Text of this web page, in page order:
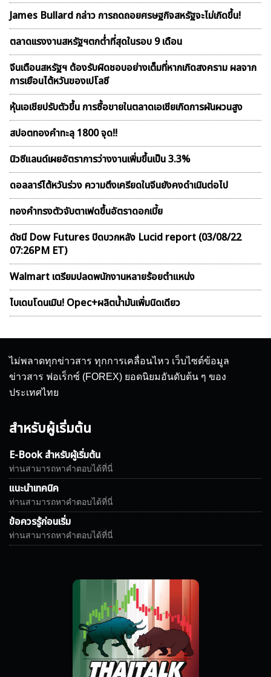
James Bullard กล่าว การถดถอยศรษฐกิจสหรัฐจะไม่เกิดขึ้น!
ตลาดเเรงงานสหรัฐฯตกต่ำที่สุดในรอบ 9 เดือน
จีนเตือนสหรัฐฯ ต้องรับผิดชอบอย่างเต็มที่หากเกิดสงคราม ผลจาก
การเยือนไต้หวันของเปโลซี
หุ้นเอเชียปรับตัวขึ้น การซื้อขายในตลาดเอเชียเกิดการผันผวนสูง
สปอตทองคำทะลุ 1800 จุด!!
นิวซีแลนด์เผยอัตราการว่างงานเพิ่มขึ้นเป็น 3.3%
ดอลลาร์ไต้หวันร่วง ความตึงเครียดในจีนยังคงดำเนินต่อไป
ทองคำทรงตัวจับตาเฟดขึ้นอัตราดอกเบี้ย
ดัชนี Dow Futures ปิดบวกหลัง Lucid report (03/08/22
07:26PM ET)
Walmart เตรียมปลดพนักงานหลายร้อยตำแหน่ง
ไบเดนโดนเมิน! Opec+ผลิตน้ำมันเพิ่มนิดเดียว
ไม่พลาดทุกข่าวสาร ทุกการเคลื่อนไหว เว็บไซต์ข้อมูล
ข่าวสาร ฟอเร็กซ์ (FOREX) ยอดนิยมอันดับต้น ๆ ของ
ประเทศไทย
สำหรับผู้เริ่มต้น
E-Book สำหรับผู้เริ่มต้น
ท่านสามารถหาคำตอบได้ที่นี่
แนะนำเทคนิค
ท่านสามารถหาคำตอบได้ที่นี่
ข้อควรรู้ก่อนเริ่ม
ท่านสามารถหาคำตอบได้ที่นี่